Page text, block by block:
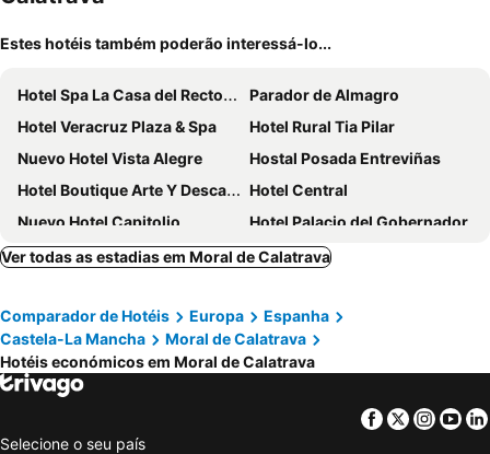
Estes hotéis também poderão interessá-lo...
Hotel Spa La Casa del Rector Almagro
Parador de Almagro
Hotel Veracruz Plaza & Spa
Hotel Rural Tia Pilar
Nuevo Hotel Vista Alegre
Hostal Posada Entreviñas
Hotel Boutique Arte Y Descanso
Hotel Central
Nuevo Hotel Capitolio
Hotel Palacio del Gobernador
Hospedium Hotel Retiro del Maestre
Almagro
Alojamiento Rural Los Delfines
Ver todas as estadias em Moral de Calatrava
Comparador de Hotéis Europa
Espanha
Castela-La Mancha
Moral de Calatrava
Hotéis económicos em Moral de Calatrava
Facebook
Twitter
Selecione o seu país